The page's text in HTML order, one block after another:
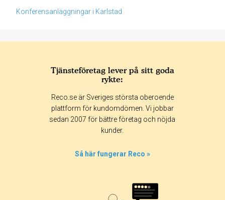
Konferensanläggningar i Karlstad
365 dagar 90 dagar
30 dagar
Tjänsteföretag lever på sitt goda
rykte:
Reco.se är Sveriges största oberoende
plattform för kundomdömen. Vi jobbar
sedan 2007 för bättre företag och nöjda
kunder.
Så här fungerar Reco »